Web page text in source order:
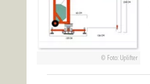
Foto: Uplifter